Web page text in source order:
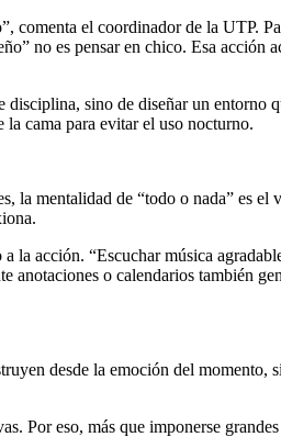
comenta el coordinador de la UTP.
no es pensar en chico. Esa acción
disciplina, sino de diseñar un entorno
la cama para evitar el uso nocturno.
la mentalidad de “todo o nada” es el
la acción. “Escuchar música
o calendarios también
desde la emoción del momento,
Por eso, más que imponerse